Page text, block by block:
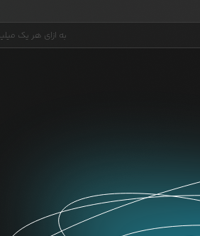
به ازای هر یک